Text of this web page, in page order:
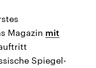
Magazin mit
Spiegel-